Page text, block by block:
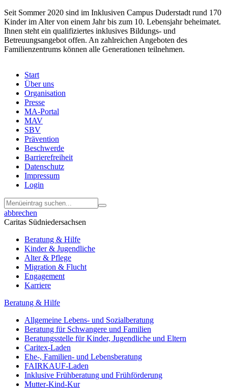
Seit Sommer 2020 sind im Inklusiven Campus Duderstadt rund 170
Kinder im Alter von einem Jahr bis zum 10. Lebensjahr beheimatet.
Ihnen steht ein qualifiziertes inklusives Bildungs- und
Betreuungsangebot offen. An zahlreichen Angeboten des
Familienzentrums können alle Generationen teilnehmen.
Menu
Footer
Start
Über uns
Organisation
Presse
MA-Portal
MAV
SBV
Prävention
Beschwerde
Barrierefreiheit
Datenschutz
Impressum
Login
abbrechen
Caritas Südniedersachsen
Beratung & Hilfe
Kinder & Jugendliche
Alter & Pflege
Migration & Flucht
Engagement
Karriere
Beratung & Hilfe
Allgemeine Lebens- und Sozialberatung
Beratung für Schwangere und Familien
Beratungsstelle für Kinder, Jugendliche und Eltern
Caritex-Laden
Ehe-, Familien- und Lebensberatung
FAIRKAUF-Laden
Inklusive Frühberatung und Frühförderung
Mutter-Kind-Kur